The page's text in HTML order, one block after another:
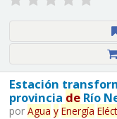
Estación
provincia deRío
por Agua y Energía